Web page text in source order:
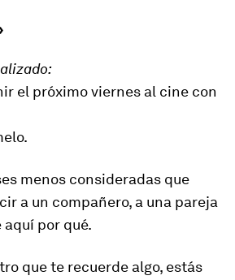
el próximo viernes al cine con
menos consideradas que
a un compañero, a una pareja
aquí por qué.
que te recuerde algo, estás